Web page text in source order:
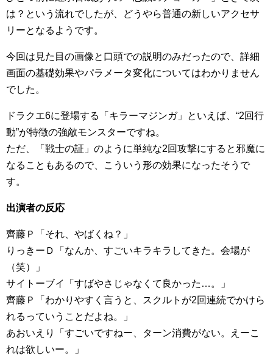
は？という流れでしたが、どうやら普通の新しいアクセサ
リーとなるようです。
今回は見た目の画像と口頭での説明のみだったので、詳細
画面の基礎効果やパラメータ変化についてはわかりません
でした。
ドラクエ6に登場する「キラーマジンガ」といえば、“2回行
動”が特徴の強敵モンスターですね。
ただ、「戦士の証」のように単純な2回攻撃にすると邪魔に
なることもあるので、こういう形の効果になったそうで
す。
出演者の反応
齊藤Ｐ「それ、やばくね？」
りっきーＤ「なんか、すごいキラキラしてきた。会場が
（笑）」
サイトーブイ「すばやさじゃなくて良かった…。」
齊藤Ｐ「わかりやすく言うと、スクルトが2回連続でかけら
れるっていうことだよね。」
あおいえり「すごいですねー、ターン消費がない。えーこ
れは欲しいー。」